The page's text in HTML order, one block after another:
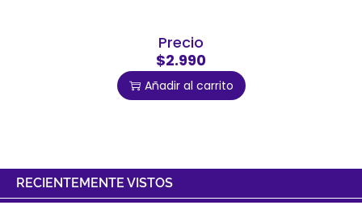
Precio
$2.990
Añadir al carrito
RECIENTEMENTE VISTOS